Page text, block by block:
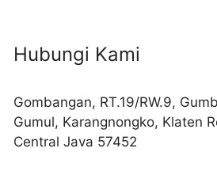
Hubungi Kami
Gombangan, RT.19/RW.9,
Gumul, Karangnongko, Klaten
Central Java 57452